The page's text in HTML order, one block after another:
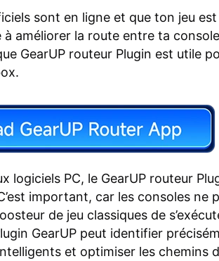
sont en ligne et que ton jeu est
à améliorer la route entre ta
GearUP routeur Plugin est utile
logiciels PC, le GearUP routeur
important, car les consoles ne
de jeu classiques de
GearUP peut identifier
et optimiser les chemins